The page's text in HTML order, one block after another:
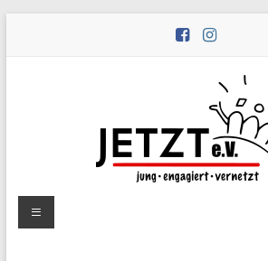
Peernetzwerk
Menü